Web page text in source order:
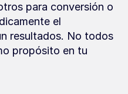
para conversión o
el
resultados. No todos
propósito en tu